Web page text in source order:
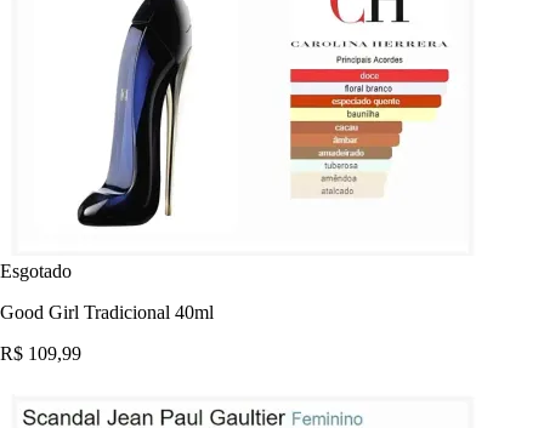
Esgotado
Good Girl Tradicional 40ml
R$ 109,99